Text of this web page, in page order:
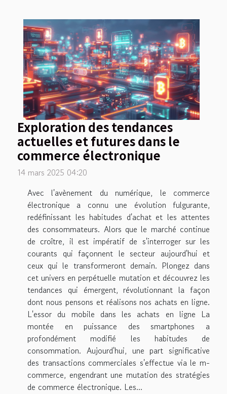
Exploration des tendances
actuelles et futures dans le
commerce électronique
14 mars 2025 04:20
Avec l'avènement du numérique, le commerce
électronique a connu une évolution fulgurante,
redéfinissant les habitudes d'achat et les attentes
des consommateurs. Alors que le marché continue
de croître, il est impératif de s'interroger sur les
courants qui façonnent le secteur aujourd'hui et
ceux qui le transformeront demain. Plongez dans
cet univers en perpétuelle mutation et découvrez les
tendances qui émergent, révolutionnant la façon
dont nous pensons et réalisons nos achats en ligne.
L'essor du mobile dans les achats en ligne La
montée en puissance des smartphones a
profondément modifié les habitudes de
consommation. Aujourd'hui, une part significative
des transactions commerciales s'effectue via le m-
commerce, engendrant une mutation des stratégies
de commerce électronique. Les...